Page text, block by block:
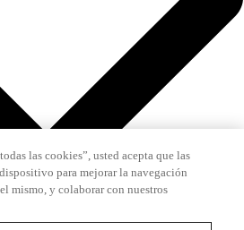
las cookies”, usted acepta que las
para mejorar la navegación
mismo, y colaborar con nuestros